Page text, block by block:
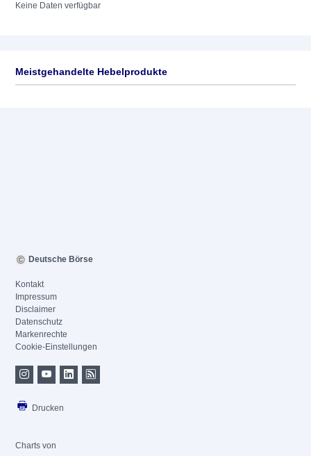
Keine Daten verfügbar
Meistgehandelte Hebelprodukte
Deutsche Börse
Kontakt
Impressum
Disclaimer
Datenschutz
Markenrechte
Cookie-Einstellungen
Drucken
Charts von